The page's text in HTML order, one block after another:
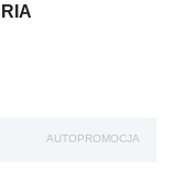
AUTOPROMOCJA